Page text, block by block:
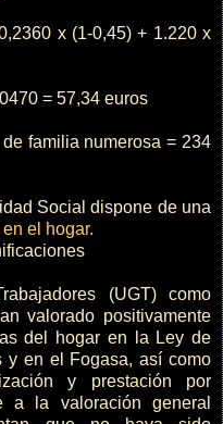
x (1-0,45) + 1.220 x
= 57,34 euros
familia numerosa = 234
Social dispone de una
el hogar.
(UGT) como
valorado positivamente
del hogar en la Ley de
y en el Fogasa, así como
y prestación por
a la valoración general